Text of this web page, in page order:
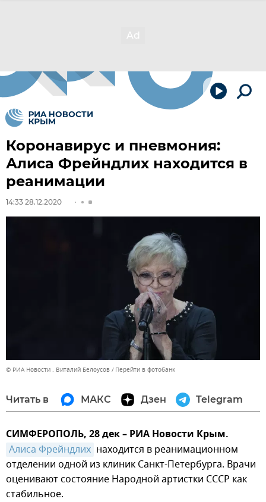
Коронавирус и пневмония:
Алиса Фрейндлих находится в
реанимации
14:33 28.12.2020
© РИА Новости . Виталий Белоусов Перейти в фотобанк
Читать в МАКС Дзен Telegram
СИМФЕРОПОЛЬ, 28 дек – РИА Новости Крым.
Алиса Фрейндлих находится в реанимационном
отделении одной из клиник Санкт-Петербурга. Врачи
оценивают состояние Народной артистки СССР как
стабильное.